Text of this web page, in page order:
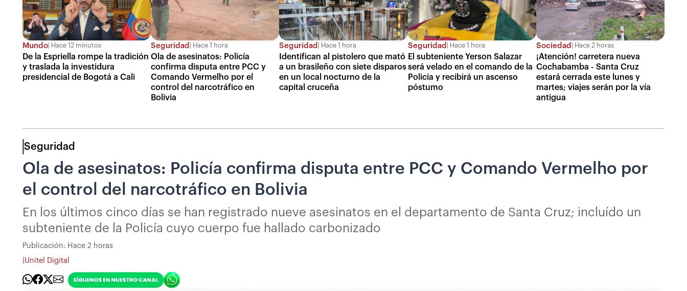
Mundo Hace 12 minutos
De la Espriella rompe la tradición
y traslada la investidura
presidencial de Bogotá a Cali
Seguridad Hace 1 hora
Ola de asesinatos: Policía
confirma disputa entre PCC y
Comando Vermelho por el
control del narcotráfico en
Bolivia
Seguridad Hace 1 hora
Identifican al pistolero que mató
a un brasileño con siete disparos
en un local nocturno de la
capital cruceña
Seguridad Hace 1 hora
El subteniente Yerson Salazar
será velado en el comando de la
Policía y recibirá un ascenso
póstumo
Sociedad Hace 2 horas
¡Atención! carretera nueva
Cochabamba - Santa Cruz
estará cerrada este lunes y
martes; viajes serán por la vía
antigua
Seguridad
Ola de asesinatos: Policía confirma disputa entre PCC y Comando Vermelho por
el control del narcotráfico en Bolivia
En los últimos cinco días se han registrado nueve asesinatos en el departamento de Santa Cruz; incluído un
subteniente de la Policía cuyo cuerpo fue hallado carbonizado
Publicación: Hace 2 horas
Unitel Digital